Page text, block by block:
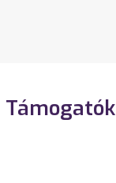
Támogatók